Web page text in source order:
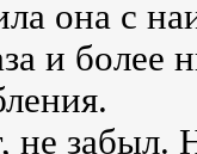
она с
и более
забыл.